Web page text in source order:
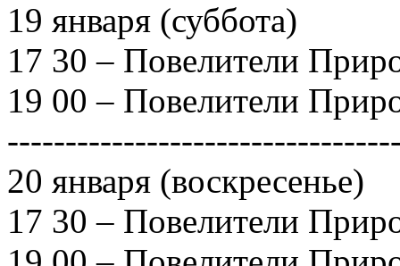
19 января (суббота)
17 30 – Повелители
19 00 – Повелители
20 января (воскресенье)
17 30 – Повелители